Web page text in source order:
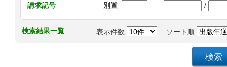
請求記号
別置 /
検索結果一覧 表示件数 ソート順